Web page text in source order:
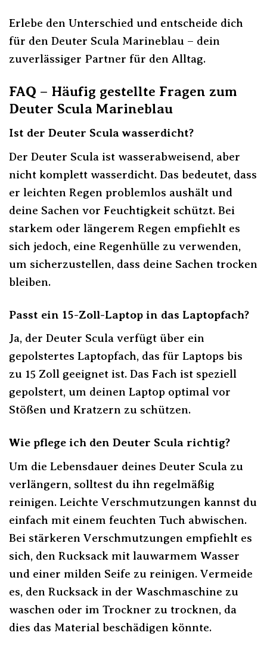
Erlebe den Unterschied und entscheide dich
für den Deuter Scula Marineblau – dein
zuverlässiger Partner für den Alltag.
FAQ – Häufig gestellte Fragen zum
Deuter Scula Marineblau
Ist der Deuter Scula wasserdicht?
Der Deuter Scula ist wasserabweisend, aber
nicht komplett wasserdicht. Das bedeutet, dass
er leichten Regen problemlos aushält und
deine Sachen vor Feuchtigkeit schützt. Bei
starkem oder längerem Regen empfiehlt es
sich jedoch, eine Regenhülle zu verwenden,
um sicherzustellen, dass deine Sachen trocken
bleiben.
Passt ein 15-Zoll-Laptop in das Laptopfach?
Ja, der Deuter Scula verfügt über ein
gepolstertes Laptopfach, das für Laptops bis
zu 15 Zoll geeignet ist. Das Fach ist speziell
gepolstert, um deinen Laptop optimal vor
Stößen und Kratzern zu schützen.
Wie pflege ich den Deuter Scula richtig?
Um die Lebensdauer deines Deuter Scula zu
verlängern, solltest du ihn regelmäßig
reinigen. Leichte Verschmutzungen kannst du
einfach mit einem feuchten Tuch abwischen.
Bei stärkeren Verschmutzungen empfiehlt es
sich, den Rucksack mit lauwarmem Wasser
und einer milden Seife zu reinigen. Vermeide
es, den Rucksack in der Waschmaschine zu
waschen oder im Trockner zu trocknen, da
dies das Material beschädigen könnte.